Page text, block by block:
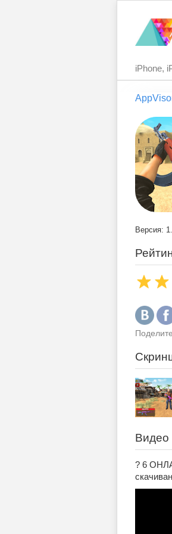
iPhone,
Версия:
Видео
? 6